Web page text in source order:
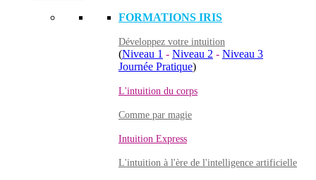
FORMATIONS IRIS
Développez votre intuition
(Niveau 1 - Niveau 2 - Niveau 3
Journée Pratique)
L'intuition du corps
Comme par magie
Intuition Express
L'intuition à l'ère de l'intelligence artificielle